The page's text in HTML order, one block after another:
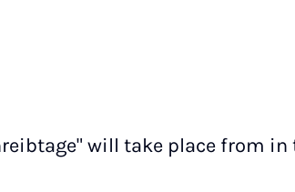
will take place from